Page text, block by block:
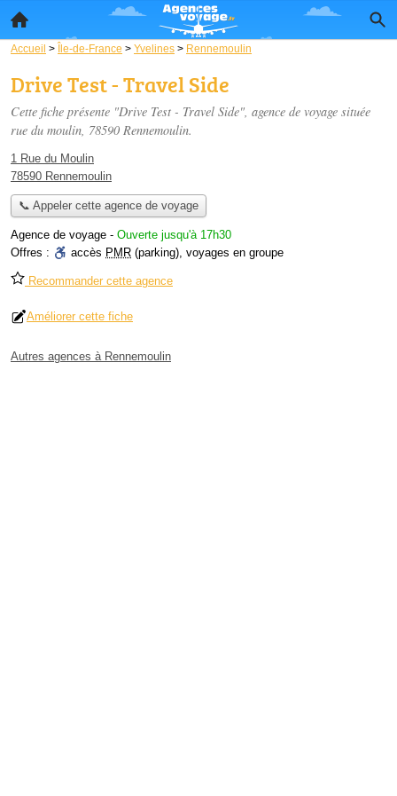
Accueil > Île-de-France > Yvelines > Rennemoulin
Drive Test - Travel Side
Cette fiche présente "Drive Test - Travel Side", agence de voyage située
rue du moulin, 78590 Rennemoulin.
1 Rue du Moulin
78590 Rennemoulin
📞 Appeler cette agence de voyage
Agence de voyage - Ouverte jusqu'à 17h30
Offres :
accès PMR (parking), voyages en groupe
Recommander cette agence
Améliorer cette fiche
Autres agences à Rennemoulin